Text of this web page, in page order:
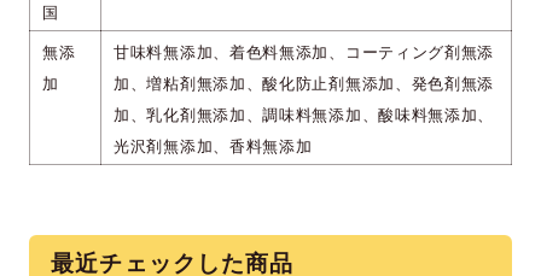
国
無添
加
甘味料無添加、着色料無添加、コーティング剤無添
加、増粘剤無添加、酸化防止剤無添加、発色剤無添
加、乳化剤無添加、調味料無添加、酸味料無添加、
光沢剤無添加、香料無添加
最近チェックした商品